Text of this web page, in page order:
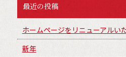
最近の投稿
ホームページをリニューアルい
新年